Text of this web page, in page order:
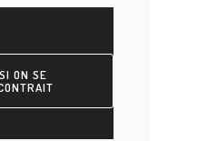
ON SE